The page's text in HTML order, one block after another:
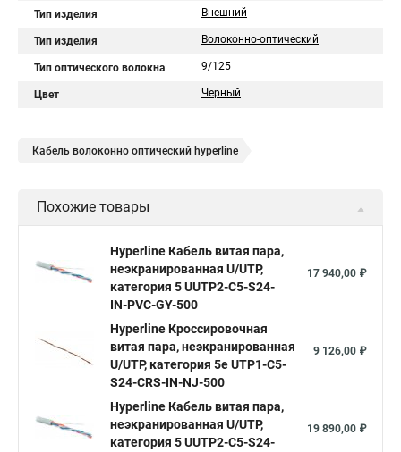
Тип изделия Внешний
Тип изделия Волоконно-оптический
Тип оптического волокна 9/125
Цвет Черный
Кабель волоконно оптический hyperline
Похожие товары
Hyperline Кабель витая пара,
неэкранированная U/UTP,
категория 5 UUTP2-C5-S24-
IN-PVC-GY-500
17 940,00 ₽
Hyperline Кроссировочная
витая пара, неэкранированная
U/UTP, категория 5e UTP1-C5-
S24-CRS-IN-NJ-500
9 126,00 ₽
Hyperline Кабель витая пара,
неэкранированная U/UTP,
категория 5 UUTP2-C5-S24-
19 890,00 ₽